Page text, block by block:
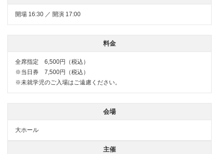
開場 16:30 ／ 開演 17:00
料金
全席指定 6,500円（税込）
※当日券 7,500円（税込）
※未就学児のご入場はご遠慮ください。
会場
大ホール
主催